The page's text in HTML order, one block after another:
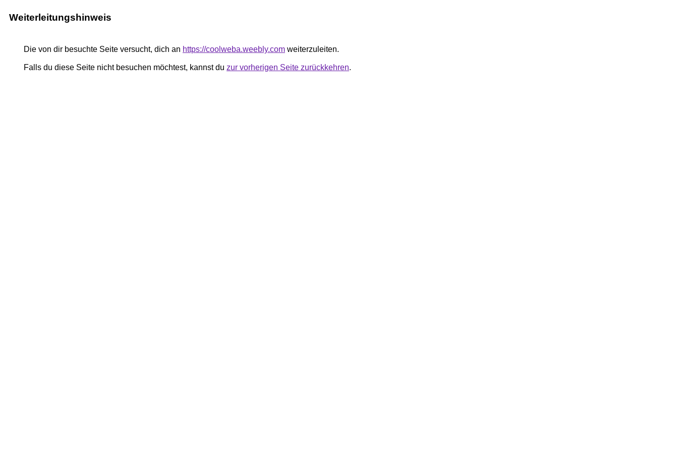
Weiterleitungshinweis
Die von dir besuchte Seite versucht, dich an https://coolweba.weebly.com weiterzuleiten.
Falls du diese Seite nicht besuchen möchtest, kannst du zur vorherigen Seite zurückkehren.